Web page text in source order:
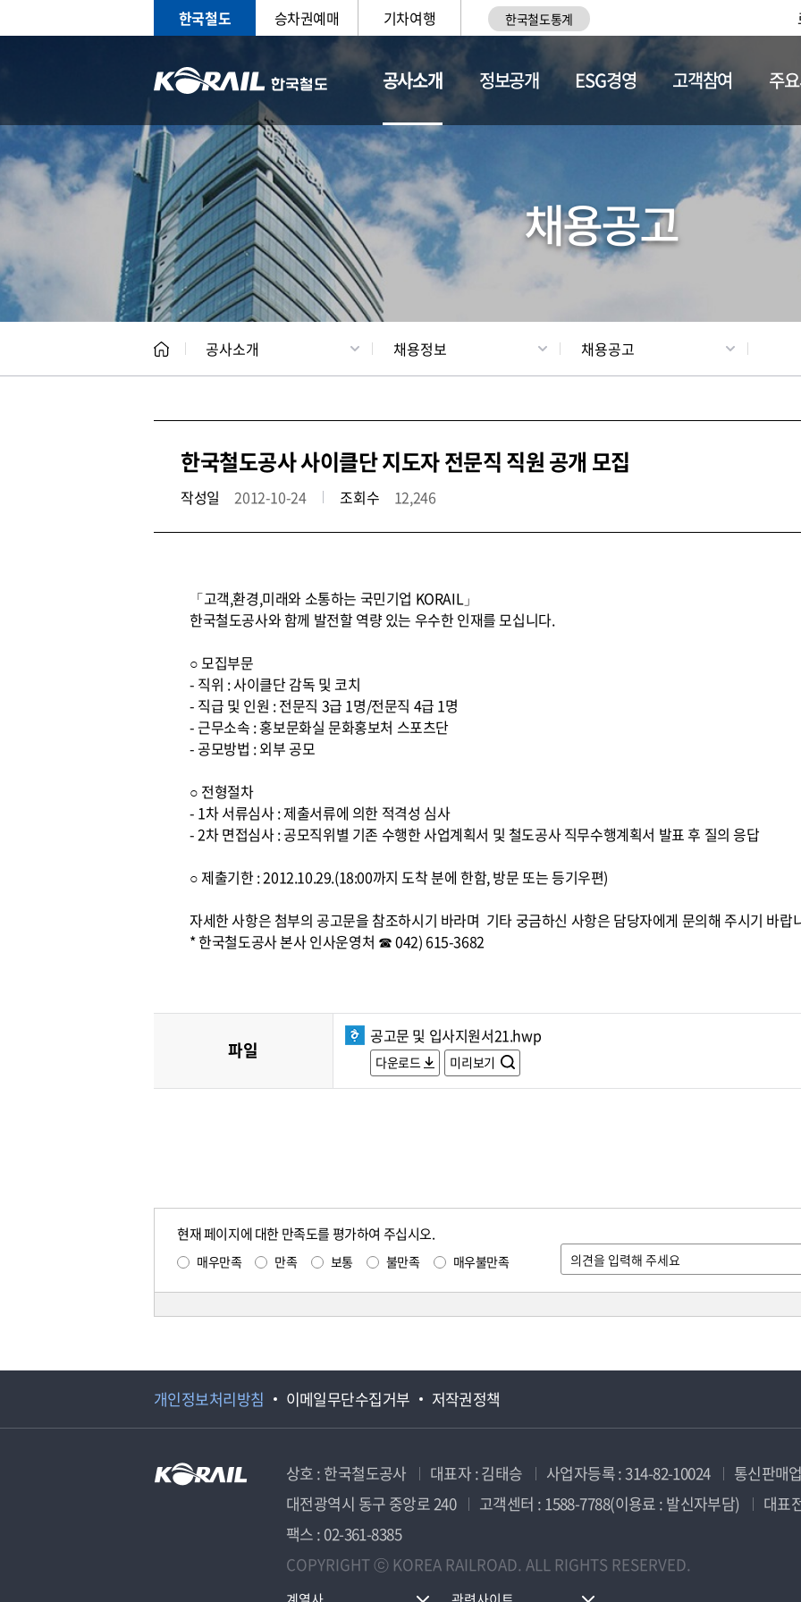
한국철도 승차권예매 기차여행 한국철도통계
공사소개
CEO 일반현황 채용정보
정보공개 ESG경영 고객참여 주
채용공고
공사소개 채용정보 채용공고
한국철도공사 사이클단 지도자 전문직 직원 공개 모집
작성일 2012-10-24 조회수 12,246
「고객,환경,미래와 소통하는 국민기업 KORAIL」
한국철도공사와 함께 발전할 역량 있는 우수한 인재를 모십니다.
○ 모집부문
- 직위 : 사이클단 감독 및 코치
- 직급 및 인원 : 전문직 3급 1명/전문직 4급 1명
- 근무소속 : 홍보문화실 문화홍보처 스포츠단
- 공모방법 : 외부 공모
○ 전형절차
- 1차 서류심사 : 제출서류에 의한 적격성 심사
- 2차 면접심사 : 공모직위별 기존 수행한 사업계획서 및 철도공사 직무수행계획서 발표 후 질의 응답
○ 제출기한 : 2012.10.29.(18:00까지 도착 분에 한함, 방문 또는 등기우편)
자세한 사항은 첨부의 공고문을 참조하시기 바라며 기타 궁금하신 사항은 담당자에게 문의해 주시기 바랍
* 한국철도공사 본사 인사운영처 ☎ 042) 615-3682
파일
공고문 및 입사지원서21.hwp
다운로드 미리보기
현재 페이지에 대한 만족도를 평가하여 주십시오.
매우만족 만족 보통 불만족 매우불만족
개인정보처리방침 이메일무단수집거부 저작권정책
상호 : 한국철도공사 대표자 : 김태승 사업자등록 : 314-82-10024
통신판매
대전광역시 동구 중앙로 240
고객센터 : 1588-7788(이용료 : 발신자부담)
대표
팩스 : 02-361-8385
COPYRIGHT ⓒ KOREA RAILROAD. ALL RIGHTS RESERVED.